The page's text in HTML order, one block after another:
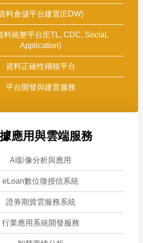
料倉儲平台建置(EDW)
料統整平台(ETL, CDC, Social,
Application)
資料正確性稽核平台
平台開發與建置服務
應用與雲端服務
AI影像分析與應用
eLoan數位徵授信系統
證券期貨雲服務系統
行業應用系統開發服務